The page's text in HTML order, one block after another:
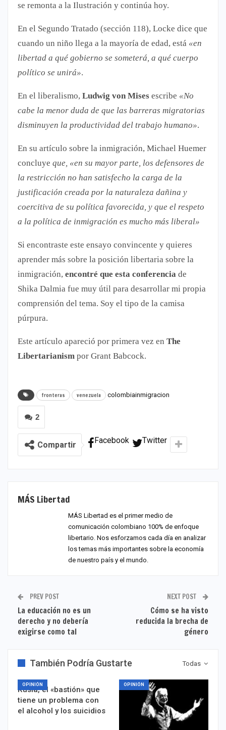
se remonta a la Ilustración y continúa hoy.
En el Segundo Tratado (sección 118), Locke dice que
cuando un niño llega a la mayoría de edad, está «en
libertad a qué gobierno se someterá, a qué cuerpo
político se unirá».
En el liberalismo, Ludwig von Mises escribe «No
cabe la menor duda de que las barreras migratorias
disminuyen la productividad del trabajo humano».
En su artículo sobre la inmigración, Michael Huemer
concluye que, «en su mayor parte, los defensores de
la restricción no han satisfecho la carga de la
justificación creada por la naturaleza dañina y
coercitiva de su política favorecida, y que el respeto
a la política de inmigración es mucho más liberal»
Si encontraste este ensayo convincente y quieres
aprender más sobre la posición libertaria sobre la
inmigración, encontré que esta conferencia de
Shika Dalmia fue muy útil para desarrollar mi propia
comprensión del tema. Soy el tipo de la camisa
púrpura.
Este artículo apareció por primera vez en The
Libertarianism por Grant Babcock.
colombia
fronteras inmigracion
venezuela
2
Compartir Facebook Twitter
MÁS Libertad
MÁS Libertad es el primer medio de
comunicación colombiano 100% de enfoque
libertario. Nos esforzamos cada día en analizar
los temas más importantes sobre la economía
de nuestro país y el mundo.
PREV POST
La educación no es un
derecho y no debería
exigirse como tal
NEXT POST
Cómo se ha visto
reducida la brecha de
género
Todas
También Podría Gustarte
OPINIÓN
Rusia, el «bastión» que
tiene un problema con
el alcohol y los suicidios
OPINIÓN